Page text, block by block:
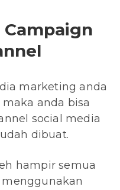
marketing anda
anda bisa
social media
dibuat.
hampir semua